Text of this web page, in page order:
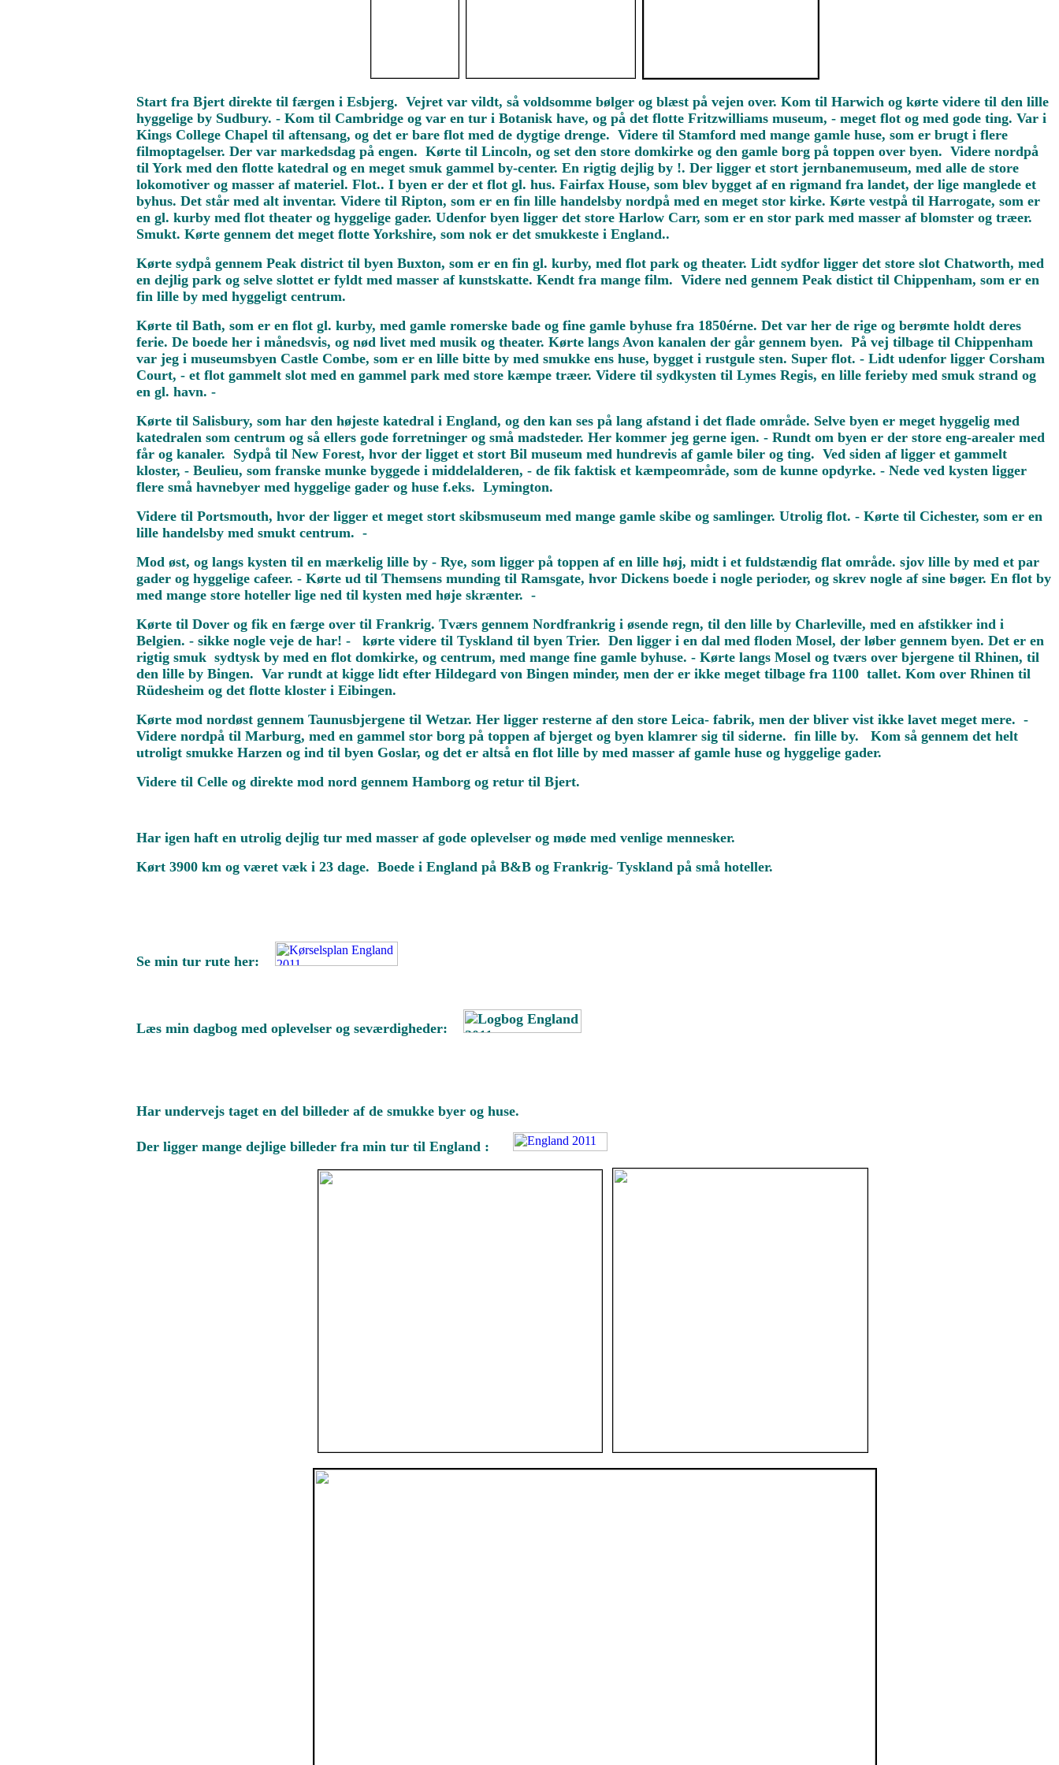
Start fra Bjert direkte til færgen i Esbjerg. Vejret var vildt, så voldsomme bølger og blæst på vejen over. Kom til Harwich og kørte videre til den lille
hyggelige by Sudbury. - Kom til Cambridge og var en tur i Botanisk have, og på det flotte Fritzwilliams museum, - meget flot og med gode ting. Var i
Kings College Chapel til aftensang, og det er bare flot med de dygtige drenge. Videre til Stamford med mange gamle huse, som er brugt i flere
filmoptagelser. Der var markedsdag på engen. Kørte til Lincoln, og set den store domkirke og den gamle borg på toppen over byen. Videre nordpå
til York med den flotte katedral og en meget smuk gammel by-center. En rigtig dejlig by !. Der ligger et stort jernbanemuseum, med alle de store
lokomotiver og masser af materiel. Flot.. I byen er der et flot gl. hus. Fairfax House, som blev bygget af en rigmand fra landet, der lige manglede et
byhus. Det står med alt inventar. Videre til Ripton, som er en fin lille handelsby nordpå med en meget stor kirke. Kørte vestpå til Harrogate, som er
en gl. kurby med flot theater og hyggelige gader. Udenfor byen ligger det store Harlow Carr, som er en stor park med masser af blomster og træer.
Smukt. Kørte gennem det meget flotte Yorkshire, som nok er det smukkeste i England..
Kørte sydpå gennem Peak district til byen Buxton, som er en fin gl. kurby, med flot park og theater. Lidt sydfor ligger det store slot Chatworth, med
en dejlig park og selve slottet er fyldt med masser af kunstskatte. Kendt fra mange film. Videre ned gennem Peak distict til Chippenham, som er en
fin lille by med hyggeligt centrum.
Kørte til Bath, som er en flot gl. kurby, med gamle romerske bade og fine gamle byhuse fra 1850érne. Det var her de rige og berømte holdt deres
ferie. De boede her i månedsvis, og nød livet med musik og theater. Kørte langs Avon kanalen der går gennem byen. På vej tilbage til Chippenham
var jeg i museumsbyen Castle Combe, som er en lille bitte by med smukke ens huse, bygget i rustgule sten. Super flot. - Lidt udenfor ligger Corsham
Court, - et flot gammelt slot med en gammel park med store kæmpe træer. Videre til sydkysten til Lymes Regis, en lille ferieby med smuk strand og
en gl. havn. -
Kørte til Salisbury, som har den højeste katedral i England, og den kan ses på lang afstand i det flade område. Selve byen er meget hyggelig med
katedralen som centrum og så ellers gode forretninger og små madsteder. Her kommer jeg gerne igen. - Rundt om byen er der store eng-arealer med
får og kanaler. Sydpå til New Forest, hvor der ligget et stort Bil museum med hundrevis af gamle biler og ting. Ved siden af ligger et gammelt
kloster, - Beulieu, som franske munke byggede i middelalderen, - de fik faktisk et kæmpeområde, som de kunne opdyrke. - Nede ved kysten ligger
flere små havnebyer med hyggelige gader og huse f.eks. Lymington.
Videre til Portsmouth, hvor der ligger et meget stort skibsmuseum med mange gamle skibe og samlinger. Utrolig flot. - Kørte til Cichester, som er en
lille handelsby med smukt centrum. -
Mod øst, og langs kysten til en mærkelig lille by - Rye, som ligger på toppen af en lille høj, midt i et fuldstændig flat område. sjov lille by med et par
gader og hyggelige cafeer. - Kørte ud til Themsens munding til Ramsgate, hvor Dickens boede i nogle perioder, og skrev nogle af sine bøger. En flot by
med mange store hoteller lige ned til kysten med høje skrænter. -
Kørte til Dover og fik en færge over til Frankrig. Tværs gennem Nordfrankrig i øsende regn, til den lille by Charleville, med en afstikker ind i
Belgien. - sikke nogle veje de har! - kørte videre til Tyskland til byen Trier. Den ligger i en dal med floden Mosel, der løber gennem byen. Det er en
rigtig smuk sydtysk by med en flot domkirke, og centrum, med mange fine gamle byhuse. - Kørte langs Mosel og tværs over bjergene til Rhinen, til
den lille by Bingen. Var rundt at kigge lidt efter Hildegard von Bingen minder, men der er ikke meget tilbage fra 1100 tallet. Kom over Rhinen til
Rüdesheim og det flotte kloster i Eibingen.
Kørte mod nordøst gennem Taunusbjergene til Wetzar. Her ligger resterne af den store Leica- fabrik, men der bliver vist ikke lavet meget mere. -
Videre nordpå til Marburg, med en gammel stor borg på toppen af bjerget og byen klamrer sig til siderne. fin lille by. Kom så gennem det helt
utroligt smukke Harzen og ind til byen Goslar, og det er altså en flot lille by med masser af gamle huse og hyggelige gader.
Videre til Celle og direkte mod nord gennem Hamborg og retur til Bjert.
Har igen haft en utrolig dejlig tur med masser af gode oplevelser og møde med venlige mennesker.
Kørt 3900 km og været væk i 23 dage. Boede i England på B&B og Frankrig- Tyskland på små hoteller.
Se min tur rute her:
Læs min dagbog med oplevelser og seværdigheder:
Har undervejs taget en del billeder af de smukke byer og huse.
Der ligger mange dejlige billeder fra min tur til England :